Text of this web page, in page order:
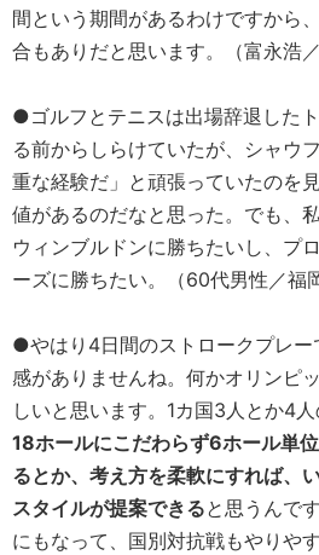
間という期間があるわけですから
合もありだと思います。（富永浩
●ゴルフとテニスは出場辞退した
る前からしらけていたが、シャウ
重な経験だ」と頑張っていたのを
値があるのだなと思った。でも、
ウィンブルドンに勝ちたいし、プ
ーズに勝ちたい。（60代男性／福
●やはり4日間のストロークプレー
感がありませんね。何かオリンピ
しいと思います。1カ国3人とか4人
18ホールにこだわらず6ホール単
るとか、考え方を柔軟にすれば、
スタイルが提案できると思うんで
にもなって、国別対抗戦もやりや